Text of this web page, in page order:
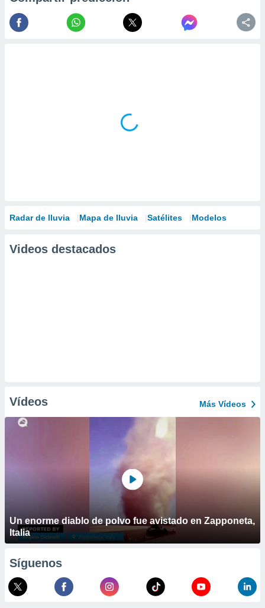
Radar de lluvia Mapa de lluvia Satélites Modelos
Videos destacados
Vídeos Más Vídeos
Un enorme diablo de polvo fue avistado en Zapponeta,
Italia
Síguenos